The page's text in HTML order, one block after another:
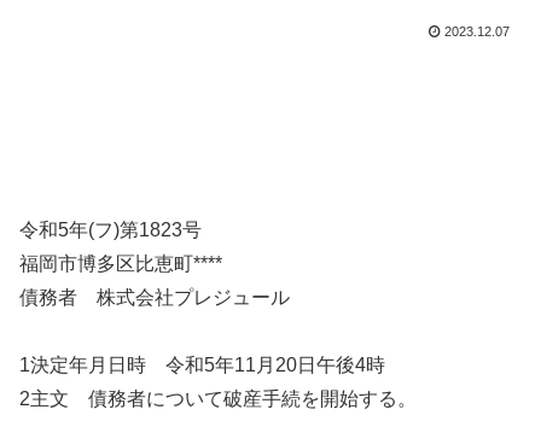
2023.12.07
令和5年(フ)第1823号
福岡市博多区比恵町****
債務者 株式会社プレジュール
1決定年月日時 令和5年11月20日午後4時
2主文 債務者について破産手続を開始する。